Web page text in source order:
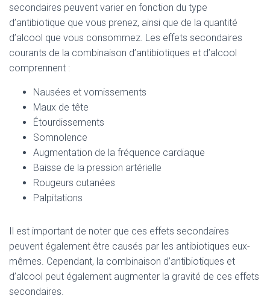
secondaires peuvent varier en fonction du type
d’antibiotique que vous prenez, ainsi que de la quantité
d’alcool que vous consommez. Les effets secondaires
courants de la combinaison d’antibiotiques et d’alcool
comprennent :
Nausées et vomissements
Maux de tête
Étourdissements
Somnolence
Augmentation de la fréquence cardiaque
Baisse de la pression artérielle
Rougeurs cutanées
Palpitations
Il est important de noter que ces effets secondaires
peuvent également être causés par les antibiotiques eux-
mêmes. Cependant, la combinaison d’antibiotiques et
d’alcool peut également augmenter la gravité de ces effets
secondaires.